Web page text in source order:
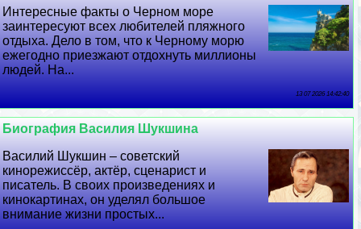
Интересные факты о Черном море
заинтересуют всех любителей пляжного
отдыха. Дело в том, что к Черному морю
ежегодно приезжают отдохнуть миллионы
людей. На...
13 07 2026 14:42:40
Биография Василия Шукшина
Василий Шукшин – советский
кинорежиссёр, актёр, сценарист и
писатель. В своих произведениях и
кинокартинах, он уделял большое
внимание жизни простых...